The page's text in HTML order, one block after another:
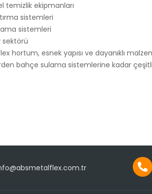
temizlik ekipmanları
sistemleri
sistemleri
hortum, esnek yapısı ve dayanıklı
bahçe sulama sistemlerine kadar